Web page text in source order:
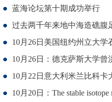
蓝海论坛第十期成功举行